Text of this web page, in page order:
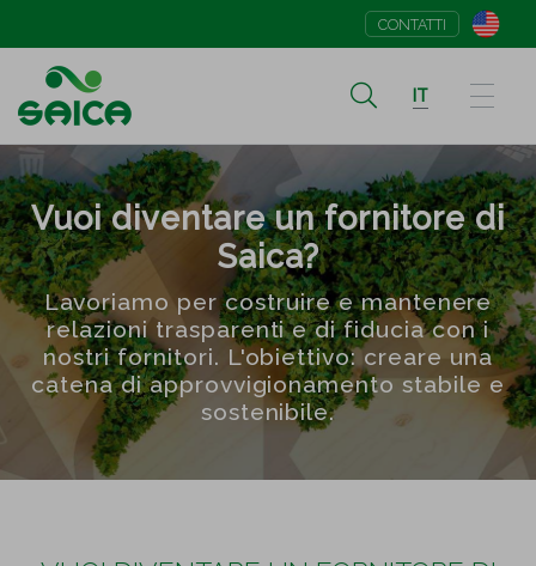
CONTATTI
IT
Vuoi diventare un fornitore di
Saica?
Lavoriamo per costruire e mantenere
relazioni trasparenti e di fiducia con i
nostri fornitori. L'obiettivo: creare una
catena di approvvigionamento stabile e
sostenibile.